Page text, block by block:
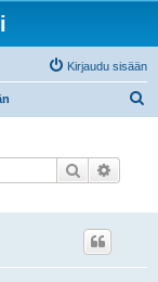
Kirjaudu sisään
Etsi